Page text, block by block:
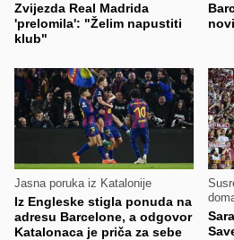
Zvijezda Real Madrida
'prelomila': "Želim napustiti
klub"
Jasna poruka iz Katalonije
Iz Engleske stigla ponuda na
adresu Barcelone, a odgovor
Katalonaca je priča za sebe